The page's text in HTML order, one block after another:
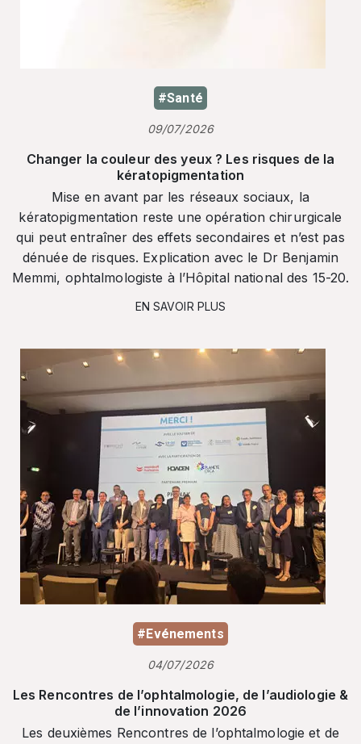
#Santé
09/07/2026
Changer la couleur des yeux ? Les risques de la
kératopigmentation
Mise en avant par les réseaux sociaux, la
kératopigmentation reste une opération chirurgicale
qui peut entraîner des effets secondaires et n’est pas
dénuée de risques. Explication avec le Dr Benjamin
Memmi, ophtalmologiste à l’Hôpital national des 15-20.
EN SAVOIR PLUS
#Evénements
04/07/2026
Les Rencontres de l’ophtalmologie, de l’audiologie &
de l’innovation 2026
Les deuxièmes Rencontres de l’ophtalmologie et de